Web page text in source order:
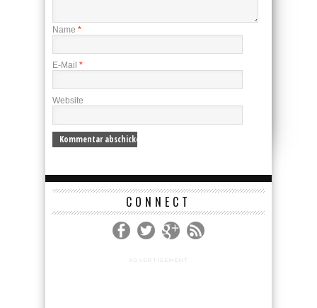
Name *
E-Mail *
Website
CONNECT
ADVERTISEMENT